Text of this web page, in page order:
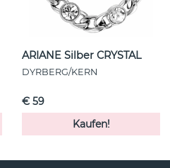
ARIANE Silber CRYSTAL
DYRBERG/KERN
€ 59
Kaufen!